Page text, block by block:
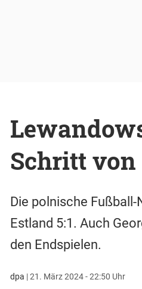
Schritt
Die polnische
Estland 5:1. Auch
den Endspielen.
dpa |21. März 2024 - 22:50 Uhr